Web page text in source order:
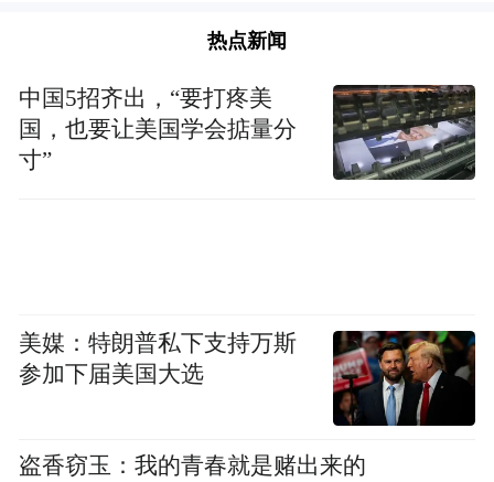
热点新闻
中国5招齐出，“要打疼美
国，也要让美国学会掂量分
寸”
美媒：特朗普私下支持万斯
参加下届美国大选
盗香窃玉：我的青春就是赌出来的